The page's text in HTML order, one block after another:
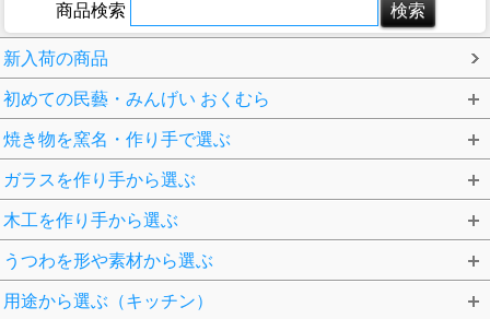
商品検索
新入荷の商品
初めての民藝・みんげい おくむら
焼き物を窯名・作り手で選ぶ
ガラスを作り手から選ぶ
木工を作り手から選ぶ
うつわを形や素材から選ぶ
用途から選ぶ（キッチン）